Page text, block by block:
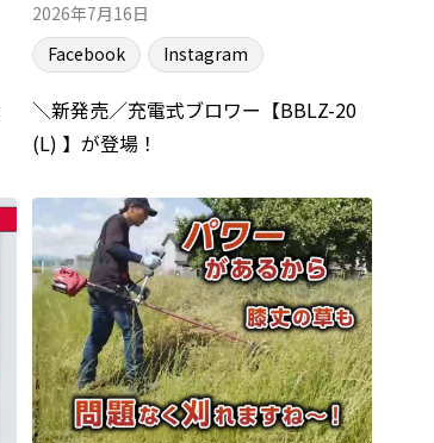
2026年7月16日
Facebook
Instagram
＼新発売／充電式ブロワー【BBLZ-20
(L) 】が登場！